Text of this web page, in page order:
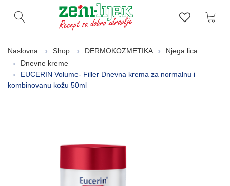
Otvori pretragu Lista
Naslovna Shop DERMOKOZMETIKA
Njega lica
Dnevne kreme
EUCERIN Volume- Filler Dnevna krema za normalnu i
kombinovanu kožu 50ml